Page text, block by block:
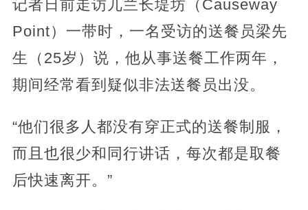
记者日前走访兀兰长堤坊（Causeway
Point）一带时，一名受访的送餐员梁先
生（25岁）说，他从事送餐工作两年，
期间经常看到疑似非法送餐员出没。
“他们很多人都没有穿正式的送餐制服，
而且也很少和同行讲话，每次都是取餐
后快速离开。”